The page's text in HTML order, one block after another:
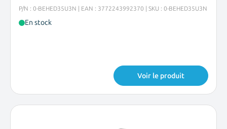
P/N : 0-BEHED35U3N | EAN : 3772243992370 | SKU : 0-BEHED35U3N
En stock
Voir le produit